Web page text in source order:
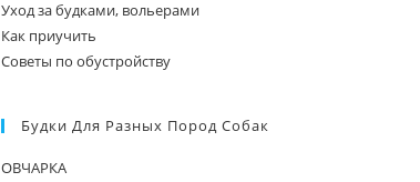
Как приучить
Советы по обустройству
ЛАБРАДОР